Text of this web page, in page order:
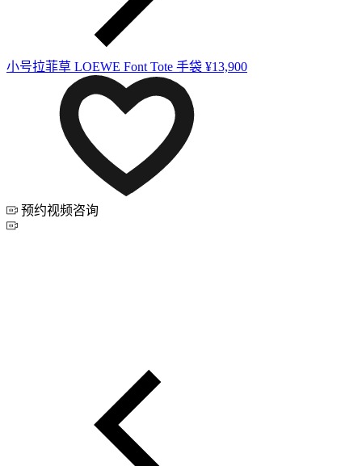
小号拉菲草 LOEWE Font Tote 手袋 ¥13,900
预约视频咨询